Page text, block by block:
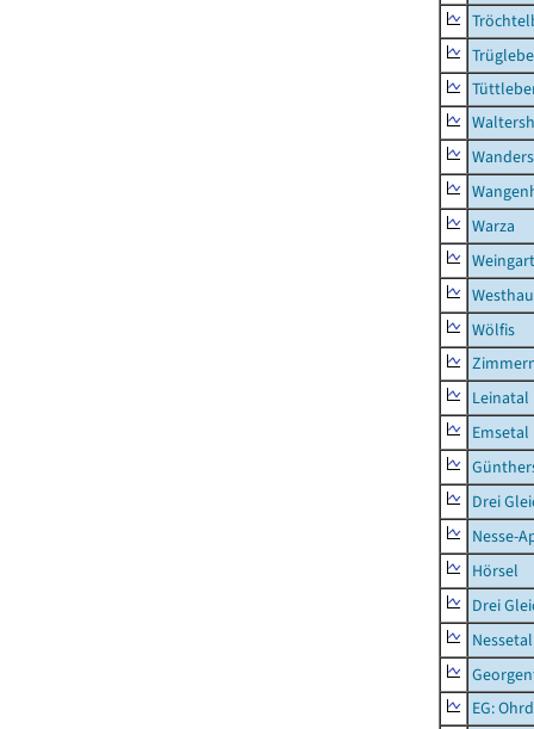
Warza
Wölfis
Leinatal
Emsetal
Drei
Nesse-
Hörsel
Drei
Nessetal
EG: